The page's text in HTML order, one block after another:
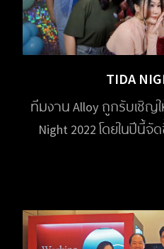
TIDA
ทีมงาน Alloy ถูกรับเชิญ
Night 2022 โดยในปีนี้จั
อิมแพ็ค เมืองทองธ